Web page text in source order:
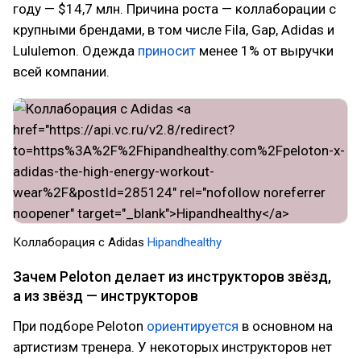
году — $14,7 млн. Причина роста — коллаборации с
крупными брендами, в том числе Fila, Gap, Adidas и
Lululemon. Одежда приносит менее 1% от выручки
всей компании.
Коллаборация с Adidas Hipandhealthy
Зачем Peloton делает из инструкторов звёзд,
а из звёзд — инструкторов
При подборе Peloton ориентируется в основном на
артистизм тренера. У некоторых инструкторов нет